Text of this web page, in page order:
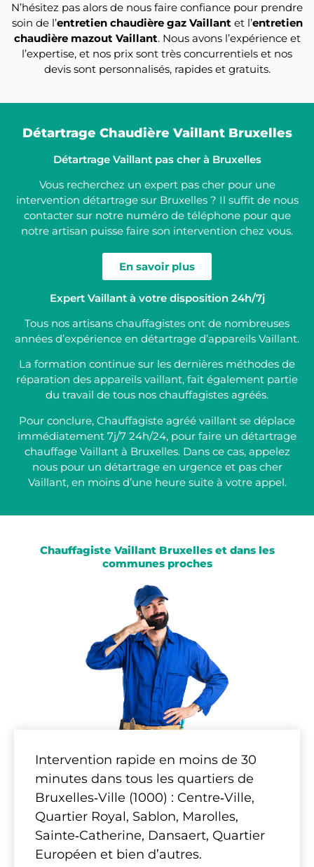
N’hésitez pas alors de nous faire confiance pour prendre
soin de l’entretien chaudière gaz Vaillantet l’entretien
chaudière mazout Vaillant. Nous avons l’expérience et
l’expertise, et nos prix sont très concurrentiels et nos
devis sont personnalisés, rapides et gratuits.
Détartrage Chaudière Vaillant Bruxelles
Détartrage Vaillant pas cher à Bruxelles
Vous recherchez un expert pas cher pour une
intervention détartrage sur Bruxelles ? Il suffit de nous
contacter sur notre numéro de téléphone pour que
notre artisan puisse faire son intervention chez vous.
En savoir plus
Expert Vaillant à votre disposition 24h/7j
Tous nos artisans chauffagistes ont de nombreuses
années d’expérience en détartrage d’appareils Vaillant.
La formation continue sur les dernières méthodes de
réparation des appareils vaillant, fait également partie
du travail de tous nos chauffagistes agréés.
Pour conclure, Chauffagiste agréé vaillant se déplace
immédiatement 7j/7 24h/24, pour faire un détartrage
chauffage Vaillant à Bruxelles. Dans ce cas, appelez
nous pour un détartrage en urgence et pas cher
Vaillant, en moins d’une heure suite à votre appel.
Chauffagiste Vaillant Bruxelles et dans les
communes proches
Intervention rapide en moins de 30
minutes dans tous les quartiers de
Bruxelles‑Ville (1000) : Centre‑Ville,
Quartier Royal, Sablon, Marolles,
Sainte‑Catherine, Dansaert, Quartier
Européen et bien d’autres.